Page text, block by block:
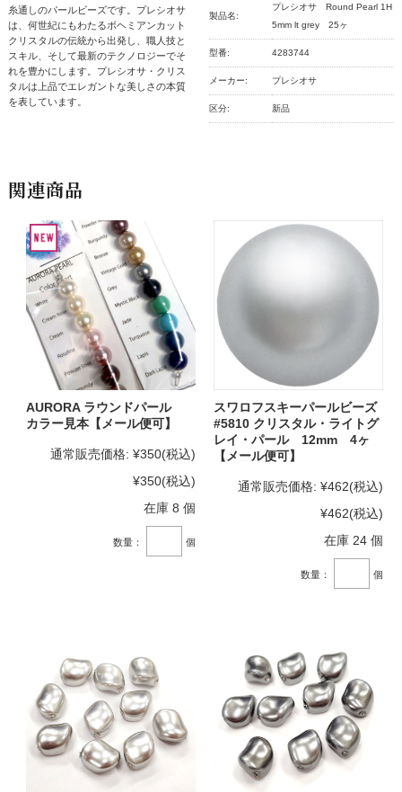
糸通しのパールビーズです。プレシオサ
は、何世紀にもわたるボヘミアンカット
クリスタルの伝統から出発し、職人技と
スキル、そして最新のテクノロジーでそ
れを豊かにします。プレシオサ・クリス
タルは上品でエレガントな美しさの本質
を表しています。
製品名:
プレシオサ Round Pearl 1H
5mm lt grey 25ヶ
型番: 4283744
メーカー: プレシオサ
区分: 新品
関連商品
AURORA ラウンドパール
カラー見本【メール便可】
通常販売価格: ¥350(税込)
¥350(税込)
在庫 8 個
数量： 個
スワロフスキーパールビーズ
#5810 クリスタル・ライトグ
レイ・パール 12mm 4ヶ
【メール便可】
通常販売価格: ¥462(税込)
¥462(税込)
在庫 24 個
数量： 個